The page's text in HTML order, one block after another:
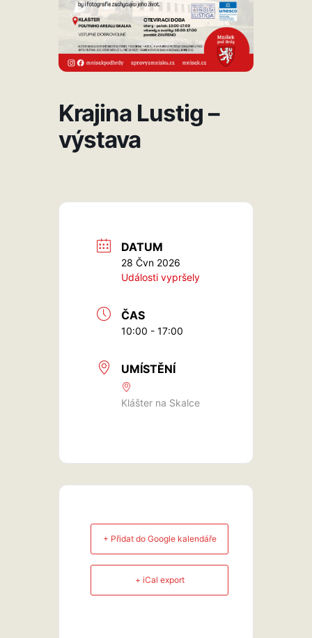
Krajina Lustig –
výstava
DATUM
28 Čvn 2026
Události vypršely
ČAS
10:00 - 17:00
UMÍSTĚNÍ
Klášter na Skalce
+ Přidat do Google kalendáře
+ iCal export